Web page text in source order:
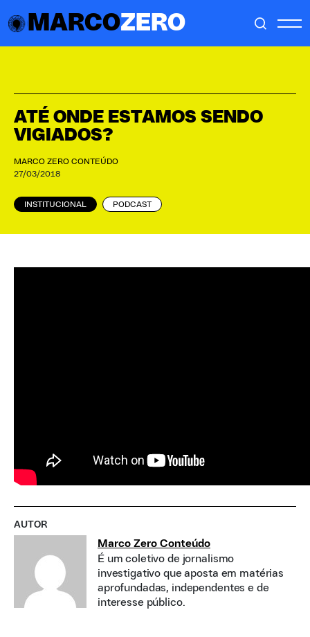
MARCOZERO
ATÉ ONDE ESTAMOS SENDO
VIGIADOS?
MARCO ZERO CONTEÚDO
27/03/2018
INSTITUCIONAL PODCAST
AUTOR
Marco Zero Conteúdo
É um coletivo de jornalismo
investigativo que aposta em matérias
aprofundadas, independentes e de
interesse público.